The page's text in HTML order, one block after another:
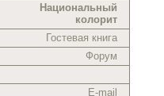
Национальный
колорит
Гостевая книга
Форум
E-mail